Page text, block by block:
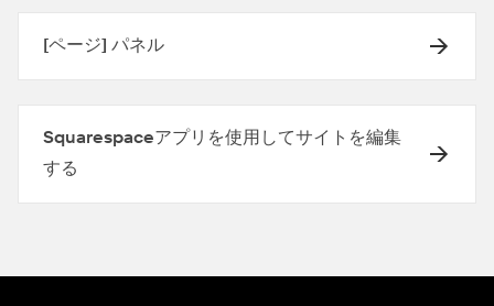
[ページ] パネル
Squarespaceアプリを使用してサイトを編集
する